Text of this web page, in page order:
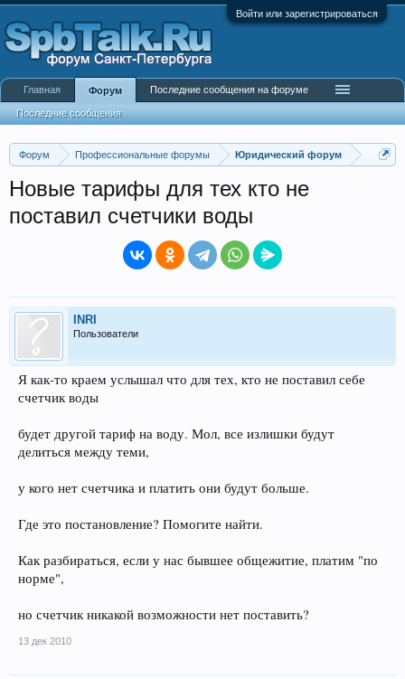
Войти или зарегистрироваться
Форум Профессиональные форумы Юридический форум
Новые тарифы для тех кто не
поставил счетчики воды
INRI
Пользователи
Я как-то краем услышал что для тех, кто не поставил себе
счетчик воды
будет другой тариф на воду. Мол, все излишки будут
делиться между теми,
у кого нет счетчика и платить они будут больше.
Где это постановление? Помогите найти.
Как разбираться, если у нас бывшее общежитие, платим "по
норме",
но счетчик никакой возможности нет поставить?
13 дек 2010
Главная Форум
Последние сообщения
Последние сообщения на форуме